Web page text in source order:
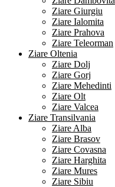
Ziare Giurgiu
Ziare Ialomita
Ziare Prahova
Ziare Teleorman
Ziare Oltenia
Ziare Dolj
Ziare Gorj
Ziare Mehedinti
Ziare Olt
Ziare Valcea
Ziare Transilvania
Ziare Alba
Ziare Brasov
Ziare Covasna
Ziare Harghita
Ziare Mures
Ziare Sibiu